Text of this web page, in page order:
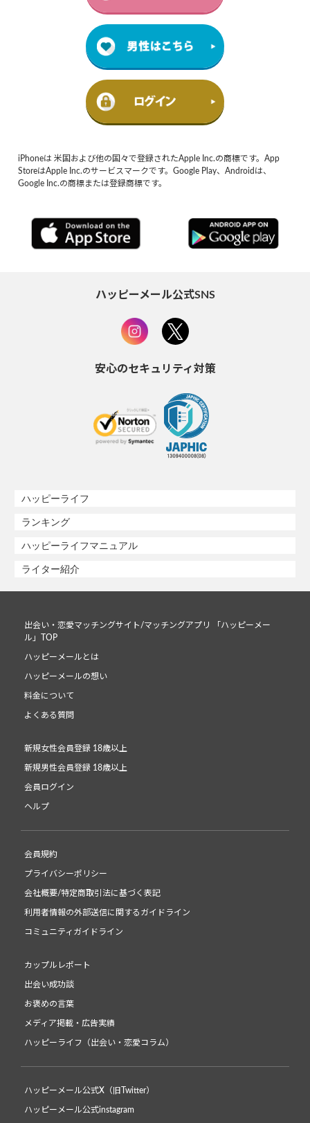
iPhoneは 米国および他の国々で登録されたApple Inc.の商標です。App
StoreはApple Inc.のサービスマークです。Google Play、Androidは、
Google Inc.の商標または登録商標です。
ハッピーメール公式SNS
安心のセキュリティ対策
ハッピーライフ
ランキング
ハッピーライフマニュアル
ライター紹介
出会い・恋愛マッチングサイト/マッチングアプリ 「ハッピーメー
ル」TOP
ハッピーメールとは
ハッピーメールの想い
料金について
よくある質問
新規女性会員登録 18歳以上
新規男性会員登録 18歳以上
会員ログイン
ヘルプ
会員規約
プライバシーポリシー
会社概要/特定商取引法に基づく表記
利用者情報の外部送信に関するガイドライン
コミュニティガイドライン
カップルレポート
出会い成功談
お褒めの言葉
メディア掲載・広告実績
ハッピーライフ（出会い・恋愛コラム）
ハッピーメール公式X（旧Twitter）
ハッピーメール公式instagram